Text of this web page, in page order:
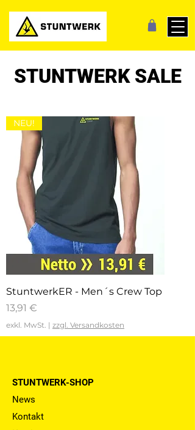
STUNTWERK SALE
NEU!
StuntwerkER - Men´s Crew Top
Preis
13,91 €
exkl. MwSt. | zzgl. Versandkosten
STUNTWERK-SHOP
News
Kontakt